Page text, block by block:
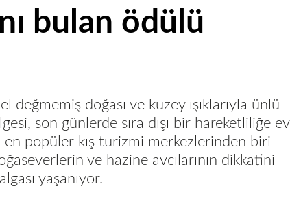
bulan ödülü
değmemiş doğası ve kuzey ışıklarıyla ünlü
son günlerde sıra dışı bir hareketliliğe ev
en popüler kış turizmi merkezlerinden biri
ve hazine avcılarının dikkatini
yaşanıyor.